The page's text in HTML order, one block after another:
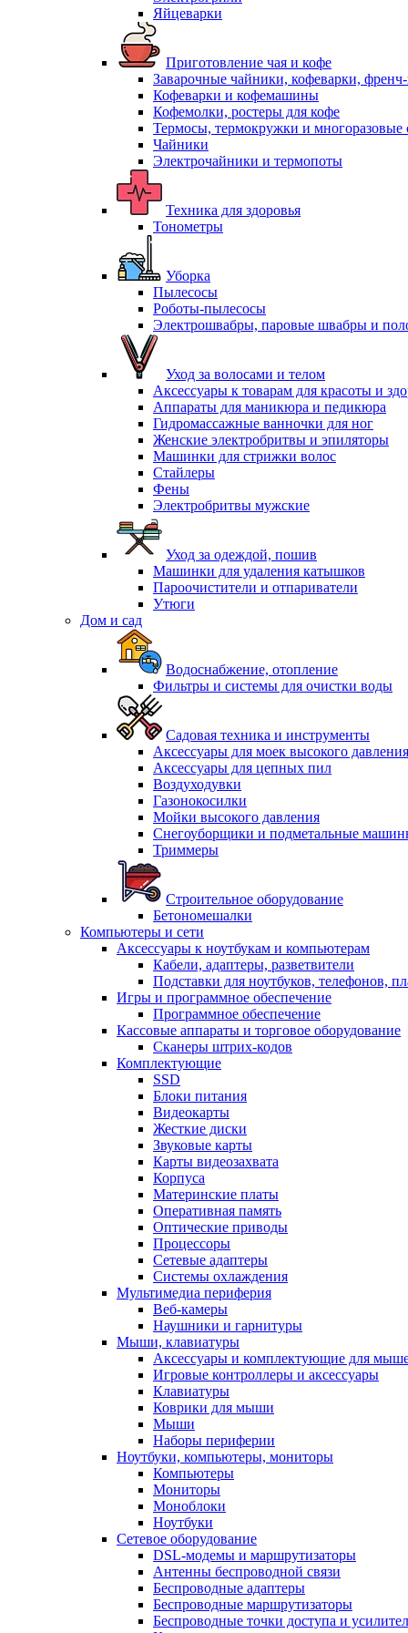
Яйцеварки
Приготовление чая и кофе
Заварочные чайники, кофеварки,
Кофеварки и кофемашины
Кофемолки, ростеры для кофе
Термосы, термокружки и многоразовые
Чайники
Электрочайники и термопоты
Техника для здоровья
Тонометры
Уборка
Пылесосы
Роботы-пылесосы
Электрошвабры, паровые швабры и
Уход за волосами и телом
Аксессуары к товарам для красоты и
Аппараты для маникюра и педикюра
Гидромассажные ванночки для ног
Женские электробритвы и эпиляторы
Машинки для стрижки волос
Стайлеры
Фены
Электробритвы мужские
Уход за одеждой, пошив
Машинки для удаления катышков
Пароочистители и отпариватели
Утюги
Дом и сад
Водоснабжение, отопление
Фильтры и системы для очистки воды
Садовая техника и инструменты
Аксессуары для моек высокого давления
Аксессуары для цепных пил
Воздуходувки
Газонокосилки
Мойки высокого давления
Снегоуборщики и подметальные
Триммеры
Строительное оборудование
Бетономешалки
Компьютеры и сети
Аксессуары к ноутбукам и компьютерам
Кабели, адаптеры, разветвители
Подставки для ноутбуков, телефонов,
Игры и программное обеспечение
Программное обеспечение
Кассовые аппараты и торговое оборудование
Сканеры штрих-кодов
Комплектующие
SSD
Блоки питания
Видеокарты
Жесткие диски
Звуковые карты
Карты видеозахвата
Корпуса
Материнские платы
Оперативная память
Оптические приводы
Процессоры
Сетевые адаптеры
Системы охлаждения
Мультимедиа периферия
Веб-камеры
Наушники и гарнитуры
Мыши, клавиатуры
Аксессуары и комплектующие для
Игровые контроллеры и аксессуары
Клавиатуры
Коврики для мыши
Мыши
Наборы периферии
Ноутбуки, компьютеры, мониторы
Компьютеры
Мониторы
Моноблоки
Ноутбуки
Сетевое оборудование
DSL-модемы и маршрутизаторы
Антенны беспроводной связи
Беспроводные адаптеры
Беспроводные маршрутизаторы
Беспроводные точки доступа и